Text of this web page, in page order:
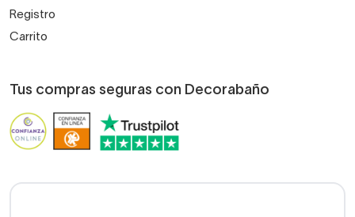
Registro
Carrito
Tus compras seguras con Decorabaño